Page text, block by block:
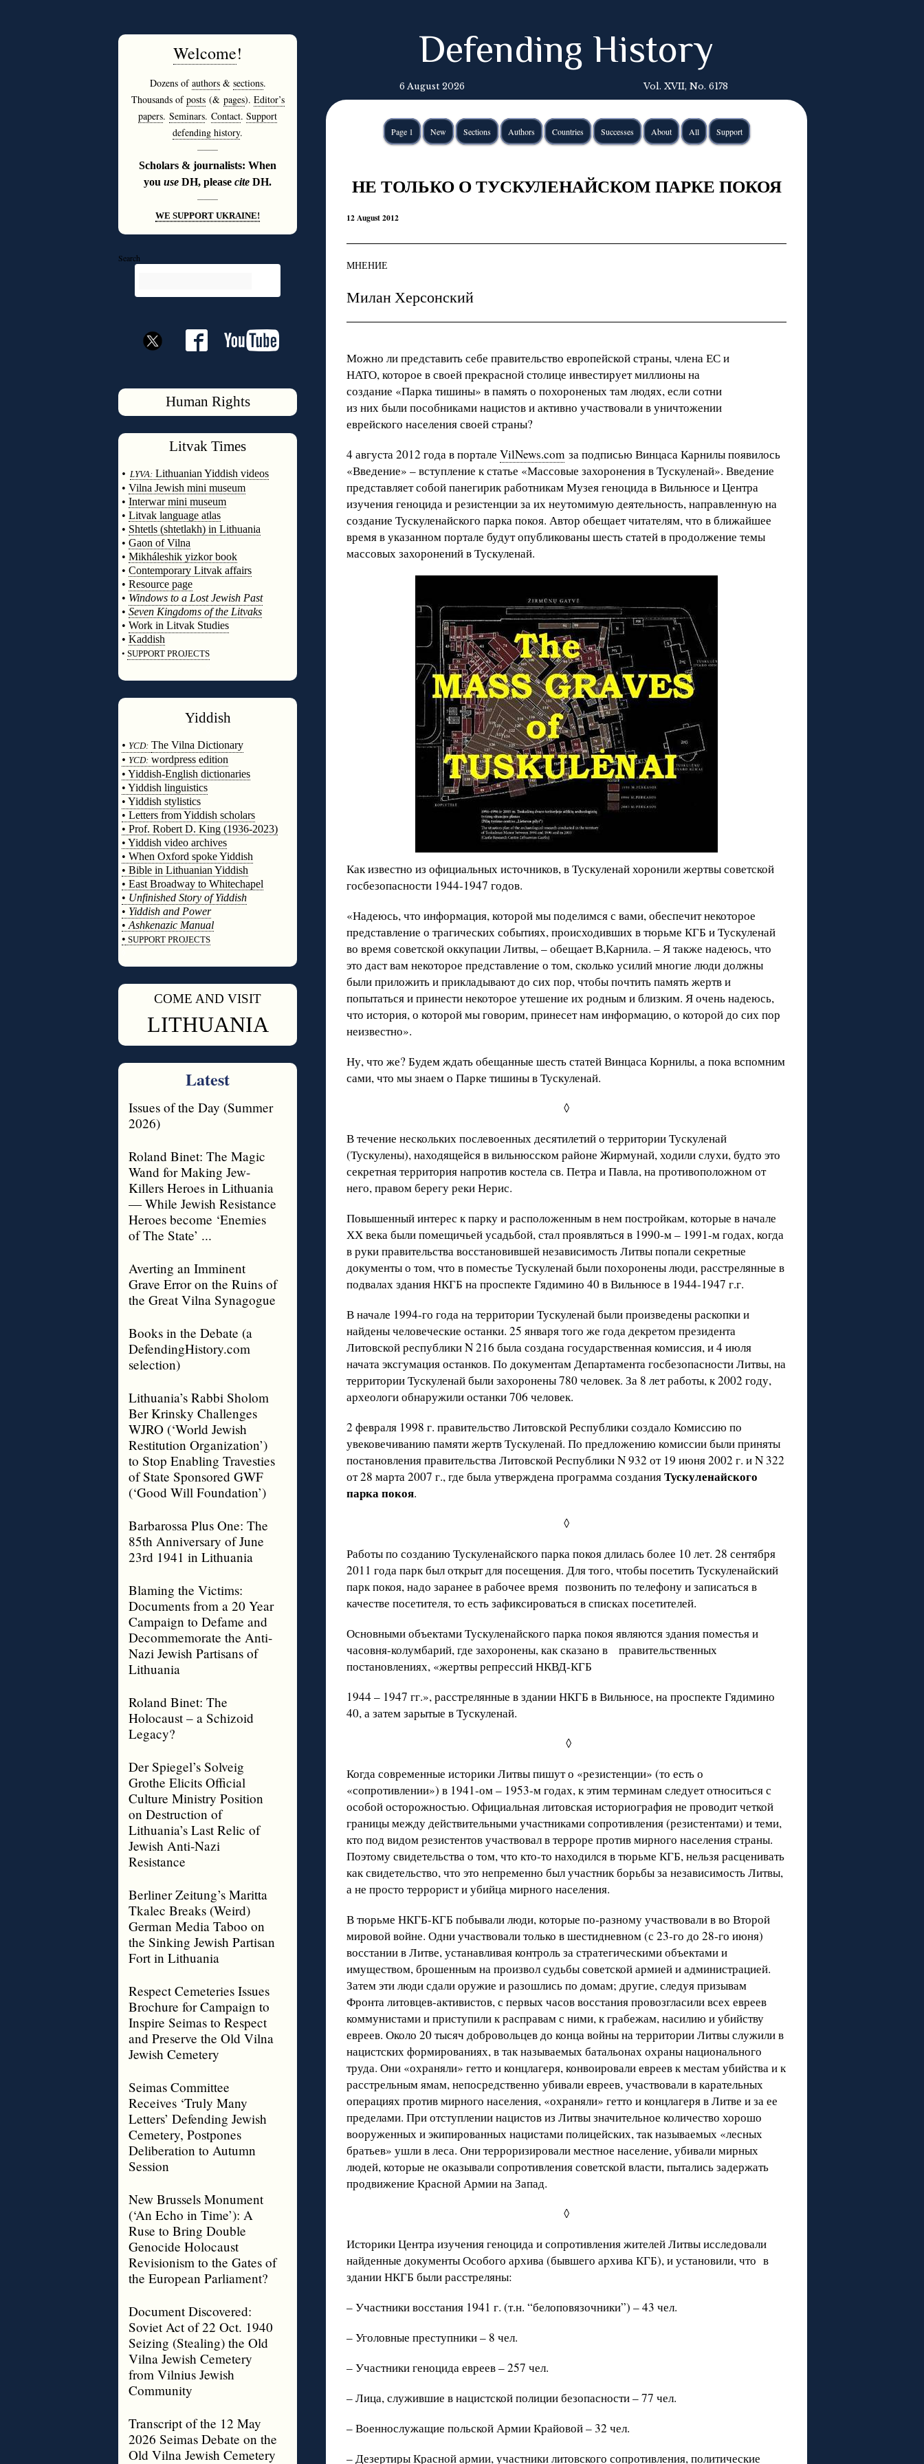
Welcome!
Dozens ofauthors& sections.
Thousands ofposts(& pages). Editor’s
papers. Seminars. Contact. Support
defending history.
———
Scholars & journalists: When
you use DH, please cite DH.
———
WE SUPPORT UKRAINE!
Search
Human Rights
Litvak Times
• LYVA: Lithuanian Yiddish videos
• Vilna Jewish mini museum
• Interwar mini museum
• Litvak language atlas
• Shtetls (shtetlakh) in Lithuania
• Gaon of Vilna
• Mikháleshik yizkor book
• Contemporary Litvak affairs
• Resource page
• Windows to a Lost Jewish Past
• Seven Kingdoms of the Litvaks
• Work in Litvak Studies
• Kaddish
• SUPPORT PROJECTS
Yiddish
• YCD: The Vilna Dictionary
• YCD: wordpress edition
• Yiddish-English dictionaries
• Yiddish linguistics
• Yiddish stylistics
• Letters from Yiddish scholars
• Prof. Robert D. King (1936-2023)
• Yiddish video archives
• When Oxford spoke Yiddish
• Bible in Lithuanian Yiddish
• East Broadway to Whitechapel
• Unfinished Story of Yiddish
• Yiddish and Power
• Ashkenazic Manual
• SUPPORT PROJECTS
COME AND VISIT
LITHUANIA
Latest
Issues of the Day (Summer
2026)
Roland Binet: The Magic
Wand for Making Jew-
Killers Heroes in Lithuania
— While Jewish Resistance
Heroes become ‘Enemies
of The State’ ...
Averting an Imminent
Grave Error on the Ruins of
the Great Vilna Synagogue
Books in the Debate (a
DefendingHistory.com
selection)
Lithuania’s Rabbi Sholom
Ber Krinsky Challenges
WJRO (‘World Jewish
Restitution Organization’)
to Stop Enabling Travesties
of State Sponsored GWF
(‘Good Will Foundation’)
Barbarossa Plus One: The
85th Anniversary of June
23rd 1941 in Lithuania
Blaming the Victims:
Documents from a 20 Year
Campaign to Defame and
Decommemorate the Anti-
Nazi Jewish Partisans of
Lithuania
Roland Binet: The
Holocaust – a Schizoid
Legacy?
Der Spiegel’s Solveig
Grothe Elicits Official
Culture Ministry Position
on Destruction of
Lithuania’s Last Relic of
Jewish Anti-Nazi
Resistance
Berliner Zeitung’s Maritta
Tkalec Breaks (Weird)
German Media Taboo on
the Sinking Jewish Partisan
Fort in Lithuania
Respect Cemeteries Issues
Brochure for Campaign to
Inspire Seimas to Respect
and Preserve the Old Vilna
Jewish Cemetery
Seimas Committee
Receives ‘Truly Many
Letters’ Defending Jewish
Cemetery, Postpones
Deliberation to Autumn
Session
New Brussels Monument
(‘An Echo in Time’): A
Ruse to Bring Double
Genocide Holocaust
Revisionism to the Gates of
the European Parliament?
Document Discovered:
Soviet Act of 22 Oct. 1940
Seizing (Stealing) the Old
Vilna Jewish Cemetery
from Vilnius Jewish
Community
Transcript of the 12 May
2026 Seimas Debate on the
Old Vilna Jewish Cemetery
Defending History
6 August 2026 Vol. XVII, No. 6178
Page 1 New Sections Authors Countries Successes About All Support
НЕ ТОЛЬКО О ТУСКУЛЕНАЙСКОМ ПАРКЕ ПОКОЯ
12 August 2012
МНЕНИЕ
Милан Херсонский
Можно ли представить себе правительство европейской страны, члена ЕС и
НАТО, которое в своей прекрасной столице инвестирует миллионы на
создание «Парка тишины» в память о похороненых там людях, если сотни
из них были пособниками нацистов и активно участвовали в уничтожении
еврейского населения своей страны?
4 августа 2012 года в портале VilNews.comза подписью Винцаса Карнилы появилось
«Введение» – вступление к статье «Массовые захоронения в Тускуленай». Введение
представляет собой панегирик работникам Музея геноцида в Вильнюсе и Центра
изучения геноцида и резистенции за их неутомимую деятельность, направленную на
создание Тускуленайского парка покоя. Автор обещает читателям, что в ближайшее
время в указанном портале будут опубликованы шесть статей в продолжение темы
массовых захоронений в Тускуленай.
Как известно из официальных источников, в Тускуленай хоронили жертвы советской
госбезопасности 1944-1947 годов.
«Надеюсь, что информация, которой мы поделимся с вами, обеспечит некоторое
представление о трагических событиях, происходивших в тюрьме КГБ и Тускуленай
во время советской оккупации Литвы, – обещает В,Карнила. – Я также надеюсь, что
это даст вам некоторое представление о том, сколько усилий многие люди должны
были приложить и прикладывают до сих пор, чтобы почтить память жертв и
попытаться и принести некоторое утешение их родным и близким. Я очень надеюсь,
что история, о которой мы говорим, принесет нам информацию, о которой до сих пор
неизвестно».
Ну, что же? Будем ждать обещанные шесть статей Винцаса Корнилы, а пока вспомним
сами, что мы знаем о Парке тишины в Тускуленай.
◊
В течение нескольких послевоенных десятилетий о территории Тускуленай
(Тускулены), находящейся в вильнюсском районе Жирмунай, ходили слухи, будто это
секретная территория напротив костела св. Петра и Павла, на противоположном от
него, правом берегу реки Нерис.
Повышенный интерес к парку и расположенным в нем постройкам, которые в начале
ХХ века были помещичьей усадьбой, стал проявляться в 1990-м – 1991-м годах, когда
в руки правительства восстановившей независимость Литвы попали секретные
документы о том, что в поместье Тускуленай были похоронены люди, расстрелянные в
подвалах здания НКГБ на проспекте Гядимино 40 в Вильнюсе в 1944-1947 г.г.
В начале 1994-го года на территории Тускуленай были произведены раскопки и
найдены человеческие останки. 25 января того же года декретом президента
Литовской республики N 216 была создана государственная комиссия, и 4 июля
начата эксгумация останков. По документам Департамента госбезопасности Литвы, на
территории Тускуленай были захоронены 780 человек. За 8 лет работы, к 2002 году,
археологи обнаружили останки 706 человек.
2 февраля 1998 г. правительство Литовской Республики создало Комиссию по
увековечиванию памяти жертв Тускуленай. По предложению комиссии были приняты
постановления правительства Литовской Республики N 932 от 19 июня 2002 г. и N 322
от 28 марта 2007 г., где была утверждена программа созданияТускуленайского
парка покоя.
◊
Работы по созданию Тускуленайского парка покоя длилась более 10 лет. 28 сентября
2011 года парк был открыт для посещения. Для того, чтобы посетить Тускуленайский
парк покоя, надо заранее в рабочее время позвонить по телефону и записаться в
качестве посетителя, то есть зафиксироваться в списках посетителей.
Основными объектами Тускуленайского парка покоя являются здания поместья и
часовня-колумбарий, где захоронены, как сказано в правительственных
постановлениях, «жертвы репрессий НКВД-КГБ
1944 – 1947 гг.», расстрелянные в здании НКГБ в Вильнюсе, на проспекте Гядимино
40, а затем зарытые в Тускуленай.
◊
Когда современные историки Литвы пишут о «резистенции» (то есть о
«сопротивлении») в 1941-ом – 1953-м годах, к этим терминам следует относиться с
особой осторожностью. Официальная литовская историография не проводит четкой
границы между действительными участниками сопротивления (резистентами) и теми,
кто под видом резистентов участвовал в терроре против мирного населения страны.
Поэтому свидетельства о том, что кто-то находился в тюрьме КГБ, нельзя расценивать
как свидетельство, что это непременно был участник борьбы за независимость Литвы,
а не просто террорист и убийца мирного населения.
В тюрьме НКГБ-КГБ побывали люди, которые по-разному участвовали в во Второй
мировой войне. Одни участвовали только в шестидневном (с 23-го до 28-го июня)
восстании в Литве, устанавливая контроль за стратегическими объектами и
имуществом, брошенным на произвол судьбы советской армией и администрацией.
Затем эти люди сдали оружие и разошлись по домам; другие, следуя призывам
Фронта литовцев-активистов, с первых часов восстания провозгласили всех евреев
коммунистами и приступили к расправам с ними, к грабежам, насилию и убийству
евреев. Около 20 тысяч добровольцев до конца войны на территории Литвы служили в
нацистских формированиях, в так называемых батальонах охраны национального
труда. Они «охраняли» гетто и концлагеря, конвоировали евреев к местам убийства и к
расстрельным ямам, непосредственно убивали евреев, участвовали в карательных
операциях против мирного населения, «охраняли» гетто и концлагеря в Литве и за ее
пределами. При отступлении нацистов из Литвы значительное количество хорошо
вооруженных и экипированных нацистами полицейских, так называемых «лесных
братьев» ушли в леса. Они терроризировали местное население, убивали мирных
людей, которые не оказывали сопротивления советской власти, пытались задержать
продвижение Красной Армии на Запад.
◊
Историки Центра изучения геноцида и сопротивления жителей Литвы исследовали
найденные документы Особого архива (бывшего архива КГБ), и установили, что в
здании НКГБ были расстреляны:
– Участники восстания 1941 г. (т.н. “белоповязочники”) – 43 чел.
– Уголовные преступники – 8 чел.
– Участники геноцида евреев – 257 чел.
– Лица, служившие в нацистской полиции безопасности – 77 чел.
– Военнослужащие польской Армии Крайовой – 32 чел.
– Дезертиры Красной армии, участники литовского сопротивления, политические